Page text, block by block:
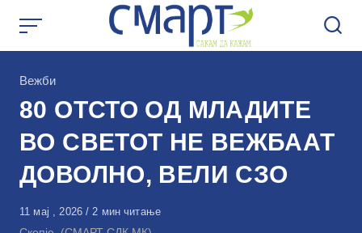
КАтегорија
Вежби
80 ОТСТО ОД МЛАДИТЕ
ВО СВЕТОТ НЕ ВЕЖБААТ
ДОВОЛНО, ВЕЛИ СЗО
Објавено
на
11 мај , 2026 2 мин читање